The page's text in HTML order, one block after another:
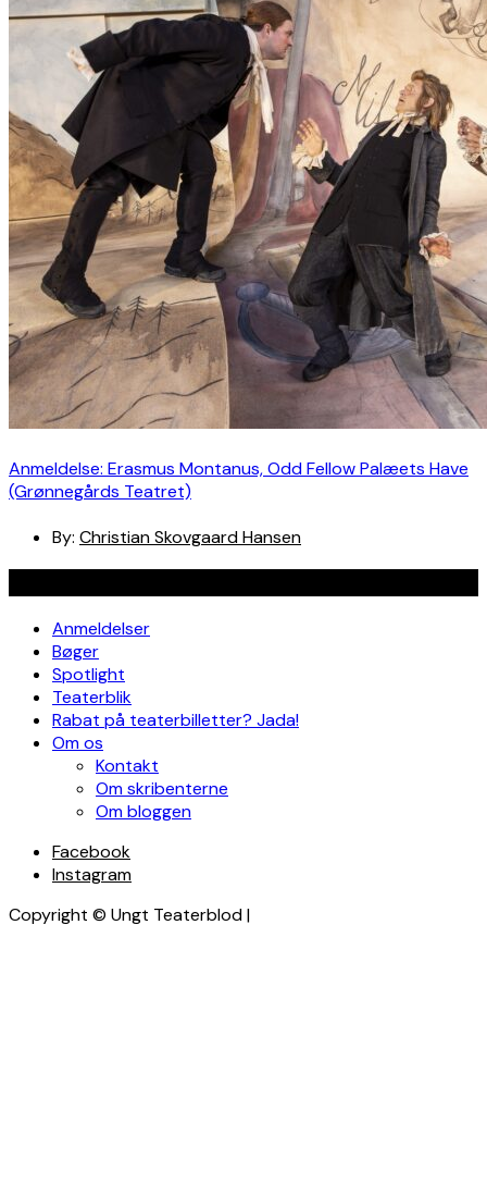
Anmeldelse: Erasmus Montanus, Odd Fellow Palæets Have
(Grønnegårds Teatret)
By: Christian Skovgaard Hansen
Anmeldelser
Bøger
Spotlight
Teaterblik
Rabat på teaterbilletter? Jada!
Om os
Kontakt
Om skribenterne
Om bloggen
Facebook
Instagram
Copyright © Ungt Teaterblod |